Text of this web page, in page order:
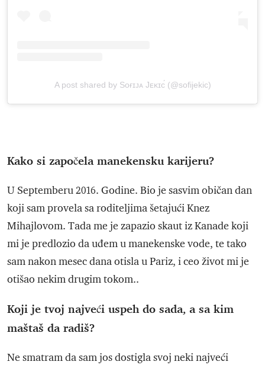
A post shared by Sᴏғɪᴊᴀ Jᴇᴋɪᴄ́ (@sofijekic)
Kako si započela manekensku karijeru?
U Septemberu 2016. Godine. Bio je sasvim običan dan
koji sam provela sa roditeljima šetajući Knez
Mihajlovom. Tada me je zapazio skaut iz Kanade koji
mi je predlozio da uđem u manekenske vode, te tako
sam nakon mesec dana otisla u Pariz, i ceo život mi je
otišao nekim drugim tokom..
Koji je tvoj najveći uspeh do sada, a sa kim
maštaš da radiš?
Ne smatram da sam jos dostigla svoj neki najveći